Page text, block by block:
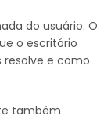
do usuário. O
o escritório
resolve e como
também